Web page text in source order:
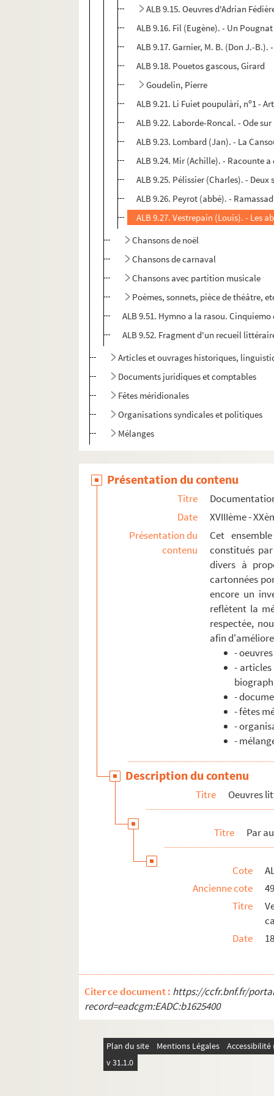
ALB 9.15. Oeuvres d'Adrian
ALB 9.16. Fil (Eugène). - Un
ALB 9.17. Garnier, M. B. (Don J.-B.).
ALB 9.18. Pouetos gascous, Girard
Goudelin, Pierre
ALB 9.21. Li Fuiet poupulàri, no1 -
ALB 9.22. Laborde-Roncal. - Ode
ALB 9.23. Lombard (Jan). - La
ALB 9.24. Mir (Achille). - Racounte
ALB 9.25. Pélissier (Charles). - Deux
ALB 9.26. Peyrot (abbé). -
ALB 9.27. Vestrepain (Louis). - Les
Chansons de noël
Chansons de carnaval
Chansons avec partition musicale
Poèmes, sonnets, pièce de théâtre,
ALB 9.51. Hymno a la rasou.
ALB 9.52. Fragment d'un recueil
Articles et ouvrages historiques,
Documents juridiques et comptables
Fêtes méridionales
Organisations syndicales et politiques
Mélanges
Présentation du contenu
Titre
Date
XVIIIème -
Présentation du
contenu
Cet
constitués
divers à
cartonnées
encore un
reflètent la
respectée,
afin
-
-
-
- fêtes
-
-
Description du contenu
Titre Oeuvres
Titre Par
Cote
Ancienne cote
Titre
Date
Citer ce document : https://ccfr.bnf.fr/
record=eadcgm:EADC:b1625400
Plan du site Mentions Légales
v 31.1.0